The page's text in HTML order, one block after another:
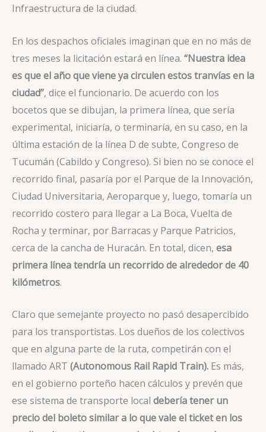
Infraestructura de la ciudad.
En los despachos oficiales imaginan que en no más de
tres meses la licitación estará en línea. “Nuestra idea
es que el año que viene ya circulen estos tranvías en la
ciudad”, dice el funcionario. De acuerdo con los
bocetos que se dibujan, la primera línea, que sería
experimental, iniciaría, o terminaría, en su caso, en la
última estación de la línea D de subte, Congreso de
Tucumán (Cabildo y Congreso). Si bien no se conoce el
recorrido final, pasaría por el Parque de la Innovación,
Ciudad Universitaria, Aeroparque y, luego, tomaría un
recorrido costero para llegar a La Boca, Vuelta de
Rocha y terminar, por Barracas y Parque Patricios,
cerca de la cancha de Huracán. En total, dicen, esa
primera línea tendría un recorrido de alrededor de 40
kilómetros.
Claro que semejante proyecto no pasó desapercibido
para los transportistas. Los dueños de los colectivos
que en alguna parte de la ruta, competirán con el
llamado ART (Autonomous Rail Rapid Train). Es más,
en el gobierno porteño hacen cálculos y prevén que
ese sistema de transporte local debería tener un
precio del boleto similar a lo que vale el ticket en los